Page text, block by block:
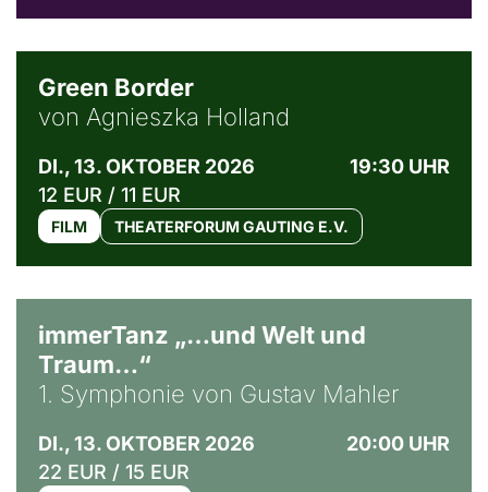
Green Border
von Agnieszka Holland
DI., 13. OKTOBER 2026
19:30 UHR
12 EUR / 11 EUR
FILM THEATERFORUM GAUTING E.V.
immerTanz „…und Welt und
Traum…“
1. Symphonie von Gustav Mahler
DI., 13. OKTOBER 2026
20:00 UHR
22 EUR / 15 EUR